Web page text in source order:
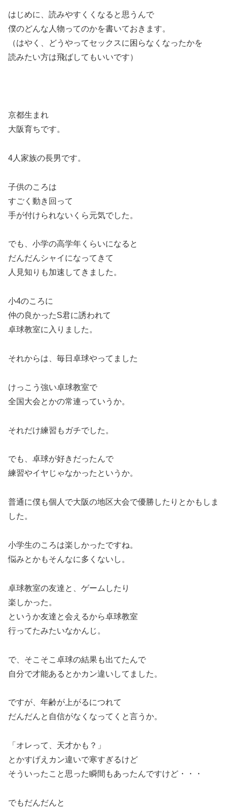
はじめに、読みやすくくなると思うんで
僕のどんな人物ってのかを書いておきます。
（はやく、どうやってセックスに困らなくなったかを
読みたい方は飛ばしてもいいです）
京都生まれ
大阪育ちです。
4人家族の長男です。
子供のころは
すごく動き回って
手が付けられないくら元気でした。
でも、小学の高学年くらいになると
だんだんシャイになってきて
人見知りも加速してきました。
小4のころに
仲の良かったS君に誘われて
卓球教室に入りました。
それからは、毎日卓球やってました
けっこう強い卓球教室で
全国大会とかの常連っていうか。
それだけ練習もガチでした。
でも、卓球が好きだったんで
練習やイヤじゃなかったというか。
普通に僕も個人で大阪の地区大会で優勝したりとかもしま
した。
小学生のころは楽しかったですね。
悩みとかもそんなに多くないし。
卓球教室の友達と、ゲームしたり
楽しかった。
というか友達と会えるから卓球教室
行ってたみたいなかんじ。
で、そこそこ卓球の結果も出てたんで
自分で才能あるとかカン違いしてました。
ですが、年齢が上がるにつれて
だんだんと自信がなくなってくと言うか。
「オレって、天才かも？」
とかすげえカン違いで寒すぎるけど
そういったこと思った瞬間もあったんですけど・・・
でもだんだんと